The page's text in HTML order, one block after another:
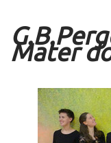
Mater